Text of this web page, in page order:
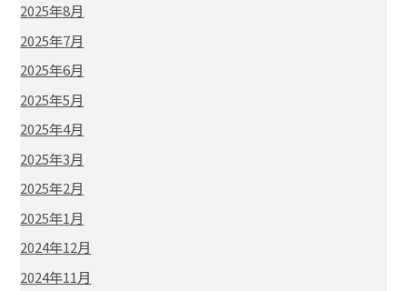
2025年8月
2025年7月
2025年6月
2025年5月
2025年4月
2025年3月
2025年2月
2025年1月
2024年12月
2024年11月